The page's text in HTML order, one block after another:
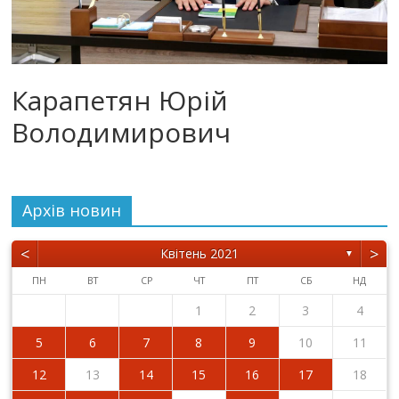
Карапетян Юрій
Володимирович
Архiв новин
< Квітень 2021 ▼ >
ПН ВТ СР ЧТ ПТ СБ НД
1 2 3
4
5
6 7 8 9 10
11
12
13 14 15 16 17
18